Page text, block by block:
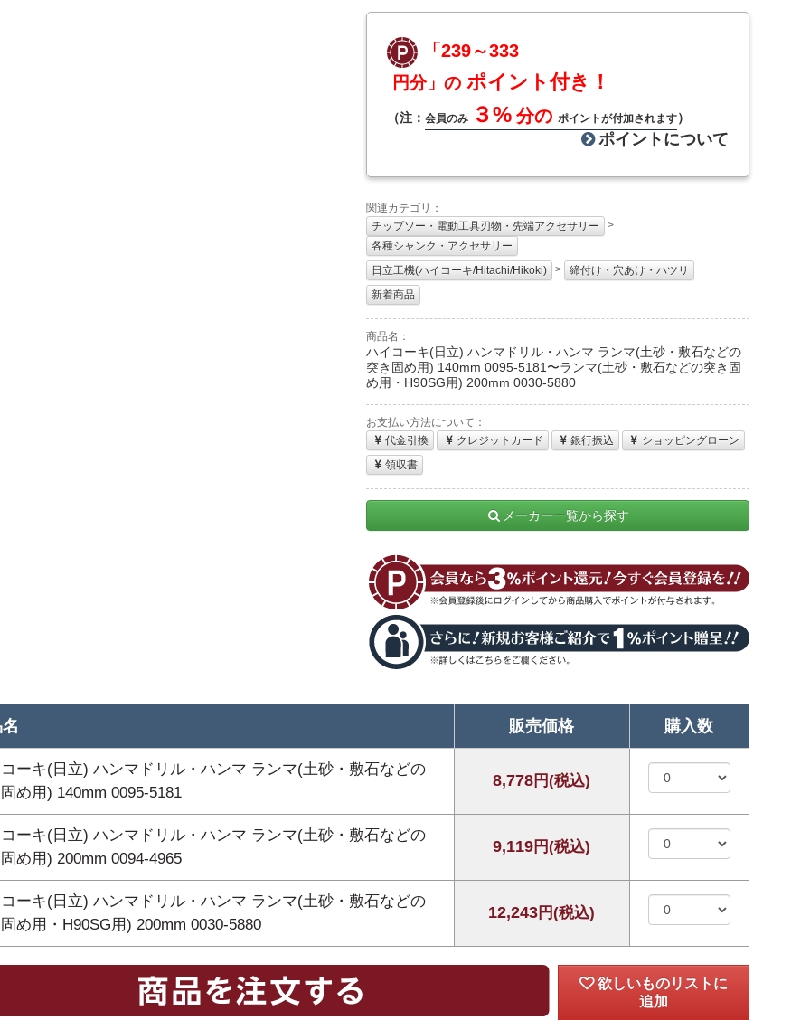
「239～333
円分」のポイント付き！
（注： 会員のみ ３% 分のポイントが付加されます）
ポイントについて
関連カテゴリ：
チップソー・電動工具刃物・先端アクセサリー
>
各種シャンク・アクセサリー
日立工機(ハイコーキ/Hitachi/Hikoki)
>
締付け・穴あけ・ハツリ
新着商品
商品名：
ハイコーキ(日立) ハンマドリル・ハンマ ランマ(土砂・敷石などの
突き固め用) 140mm 0095-5181〜ランマ(土砂・敷石などの突き固
め用・H90SG用) 200mm 0030-5880
お支払い方法について：
代金引換
クレジットカード 銀行振込
ショッピングローン
領収書
メーカー一覧から探す
販売価格 購入数
ーキ(日立) ハンマドリル・ハンマ ランマ(土砂・敷石などの
め用) 140mm 0095-5181
8,778円(税込)
ーキ(日立) ハンマドリル・ハンマ ランマ(土砂・敷石などの
め用) 200mm 0094-4965
9,119円(税込)
ーキ(日立) ハンマドリル・ハンマ ランマ(土砂・敷石などの
め用・H90SG用) 200mm 0030-5880
12,243円(税込)